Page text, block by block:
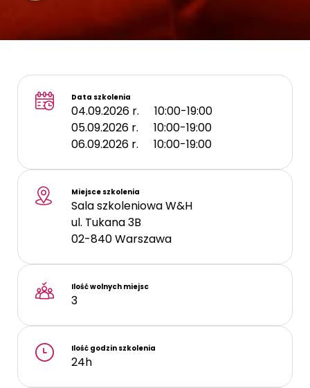
Data szkolenia
04.09.2026 r.
10:00-19:00
05.09.2026 r.
10:00-19:00
06.09.2026 r.
10:00-19:00
Miejsce szkolenia
Sala szkoleniowa W&H
ul. Tukana 3B
02-840Warszawa
Ilość wolnych miejsc
3
Ilość godzin szkolenia
24h